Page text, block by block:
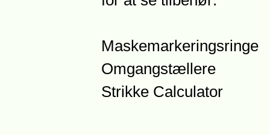
Maskemarkeringsringe
Omgangstællere
Strikke Calculator